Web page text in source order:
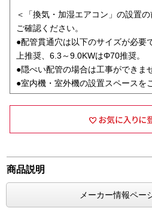
＜「換気・加湿エアコン」の設置
ご確認ください。
●配管貫通穴は以下のサイズが必要
上推奨、6.3～9.0KWはΦ70推奨。
●隠ぺい配管の場合は工事ができま
●室内機・室外機の設置スペースを
商品説明
メーカー情報ペー